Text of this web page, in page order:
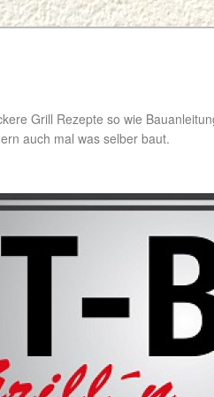
Grill Rezepte so wie
auch mal was selber baut.